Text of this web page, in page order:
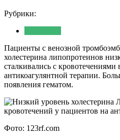
Рубрики:
Пациенты с венозной
холестерина липопротеинов
сталкивались с
антикоагулянтной терапии.
появления гематом.
Фото: 123rf.com